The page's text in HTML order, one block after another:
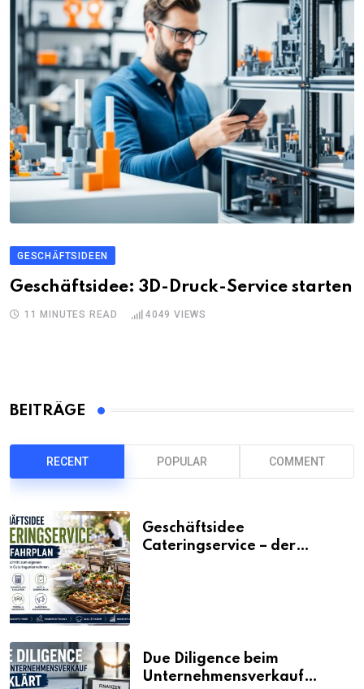
GESCHÄFTSIDEEN
Geschäftsidee: 3D-Druck-Service starten
11 MINUTES READ 4049 VIEWS
BEITRÄGE
RECENT POPULAR COMMENT
Geschäftsidee
Cateringservice – der
Due Diligence beim
Unternehmensverkauf